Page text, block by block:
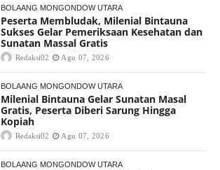
BOLAANG MONGONDOW UTARA
Peserta Membludak, Milenial Bintauna
Sukses Gelar Pemeriksaan Kesehatan dan
Sunatan Massal Gratis
Redaksi02 Agu 07, 2026
BOLAANG MONGONDOW UTARA
Milenial Bintauna Gelar Sunatan Masal
Gratis, Peserta Diberi Sarung Hingga
Kopiah
Redaksi02 Agu 07, 2026
BOLAANG MONGONDOW UTARA